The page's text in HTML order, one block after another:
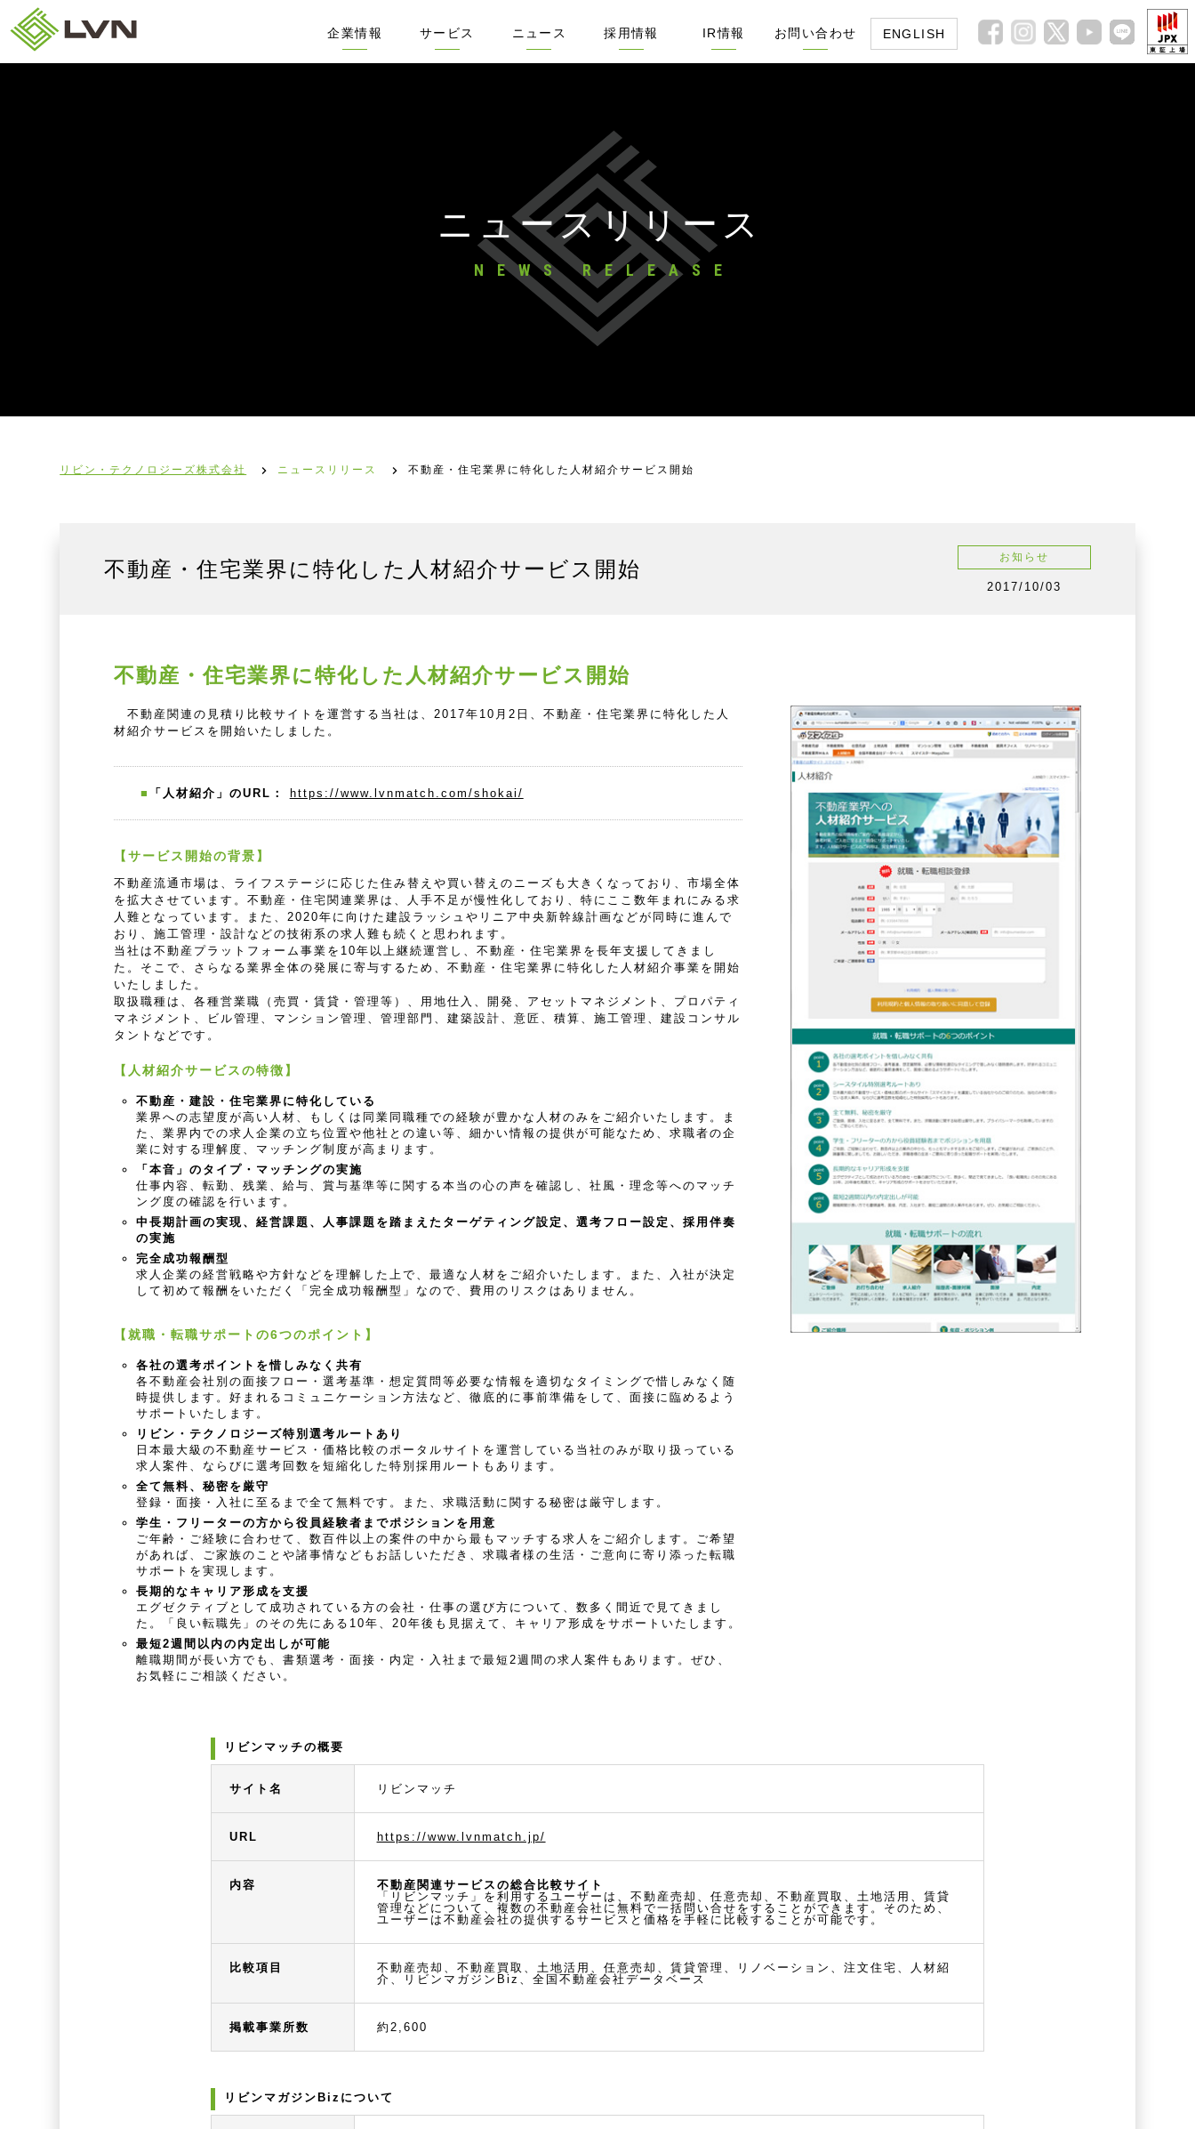
ニュースリリース
NEWS RELEASE
企業情報 サービス ニュース 採用情報 IR情報 お問い合わせ ENGLISH
リビン・テクノロジーズ株式会社 ニュースリリース 不動産・住宅業界に特化した人材紹介サービス開始
不動産・住宅業界に特化した人材紹介サービス開始
2017/10/03
お知らせ
不動産・住宅業界に特化した人材紹介サービス開始
不動産関連の見積り比較サイトを運営する当社は、2017年10月2日、不動産・住宅業界に特化した人
材紹介サービスを開始いたしました。
■ 「人材紹介」のURL： https://www.lvnmatch.com/shokai/
【サービス開始の背景】
不動産流通市場は、ライフステージに応じた住み替えや買い替えのニーズも大きくなっており、市場全体
を拡大させています。不動産・住宅関連業界は、人手不足が慢性化しており、特にここ数年まれにみる求
人難となっています。また、2020年に向けた建設ラッシュやリニア中央新幹線計画などが同時に進んで
おり、施工管理・設計などの技術系の求人難も続くと思われます。
当社は不動産プラットフォーム事業を10年以上継続運営し、不動産・住宅業界を長年支援してきまし
た。そこで、さらなる業界全体の発展に寄与するため、不動産・住宅業界に特化した人材紹介事業を開始
いたしました。
取扱職種は、各種営業職（売買・賃貸・管理等）、用地仕入、開発、アセットマネジメント、プロパティ
マネジメント、ビル管理、マンション管理、管理部門、建築設計、意匠、積算、施工管理、建設コンサル
タントなどです。
【人材紹介サービスの特徴】
不動産・建設・住宅業界に特化している
業界への志望度が高い人材、もしくは同業同職種での経験が豊かな人材のみをご紹介いたします。ま
た、業界内での求人企業の立ち位置や他社との違い等、細かい情報の提供が可能なため、求職者の企
業に対する理解度、マッチング制度が高まります。
「本音」のタイプ・マッチングの実施
仕事内容、転勤、残業、給与、賞与基準等に関する本当の心の声を確認し、社風・理念等へのマッチ
ング度の確認を行います。
中長期計画の実現、経営課題、人事課題を踏まえたターゲティング設定、選考フロー設定、採用伴奏
の実施
完全成功報酬型
求人企業の経営戦略や方針などを理解した上で、最適な人材をご紹介いたします。また、入社が決定
して初めて報酬をいただく「完全成功報酬型」なので、費用のリスクはありません。
【就職・転職サポートの6つのポイント】
各社の選考ポイントを惜しみなく共有
各不動産会社別の面接フロー・選考基準・想定質問等必要な情報を適切なタイミングで惜しみなく随
時提供します。好まれるコミュニケーション方法など、徹底的に事前準備をして、面接に臨めるよう
サポートいたします。
リビン・テクノロジーズ特別選考ルートあり
日本最大級の不動産サービス・価格比較のポータルサイトを運営している当社のみが取り扱っている
求人案件、ならびに選考回数を短縮化した特別採用ルートもあります。
全て無料、秘密を厳守
登録・面接・入社に至るまで全て無料です。また、求職活動に関する秘密は厳守します。
学生・フリーターの方から役員経験者までポジションを用意
ご年齢・ご経験に合わせて、数百件以上の案件の中から最もマッチする求人をご紹介します。ご希望
があれば、ご家族のことや諸事情などもお話しいただき、求職者様の生活・ご意向に寄り添った転職
サポートを実現します。
長期的なキャリア形成を支援
エグゼクティブとして成功されている方の会社・仕事の選び方について、数多く間近で見てきまし
た。「良い転職先」のその先にある10年、20年後も見据えて、キャリア形成をサポートいたします。
最短2週間以内の内定出しが可能
離職期間が長い方でも、書類選考・面接・内定・入社まで最短2週間の求人案件もあります。ぜひ、
お気軽にご相談ください。
リビンマッチの概要
サイト名 リビンマッチ
URL https://www.lvnmatch.jp/
内容
不動産関連サービスの総合比較サイト
「リビンマッチ」を利用するユーザーは、不動産売却、任意売却、不動産買取、土地活用、賃貸
管理などについて、複数の不動産会社に無料で一括問い合せをすることができます。そのため、
ユーザーは不動産会社の提供するサービスと価格を手軽に比較することが可能です。
比較項目
不動産売却、不動産買取、土地活用、任意売却、賃貸管理、リノベーション、注文住宅、人材紹
介、リビンマガジンBiz、全国不動産会社データベース
掲載事業所数 約2,600
リビンマガジンBizについて